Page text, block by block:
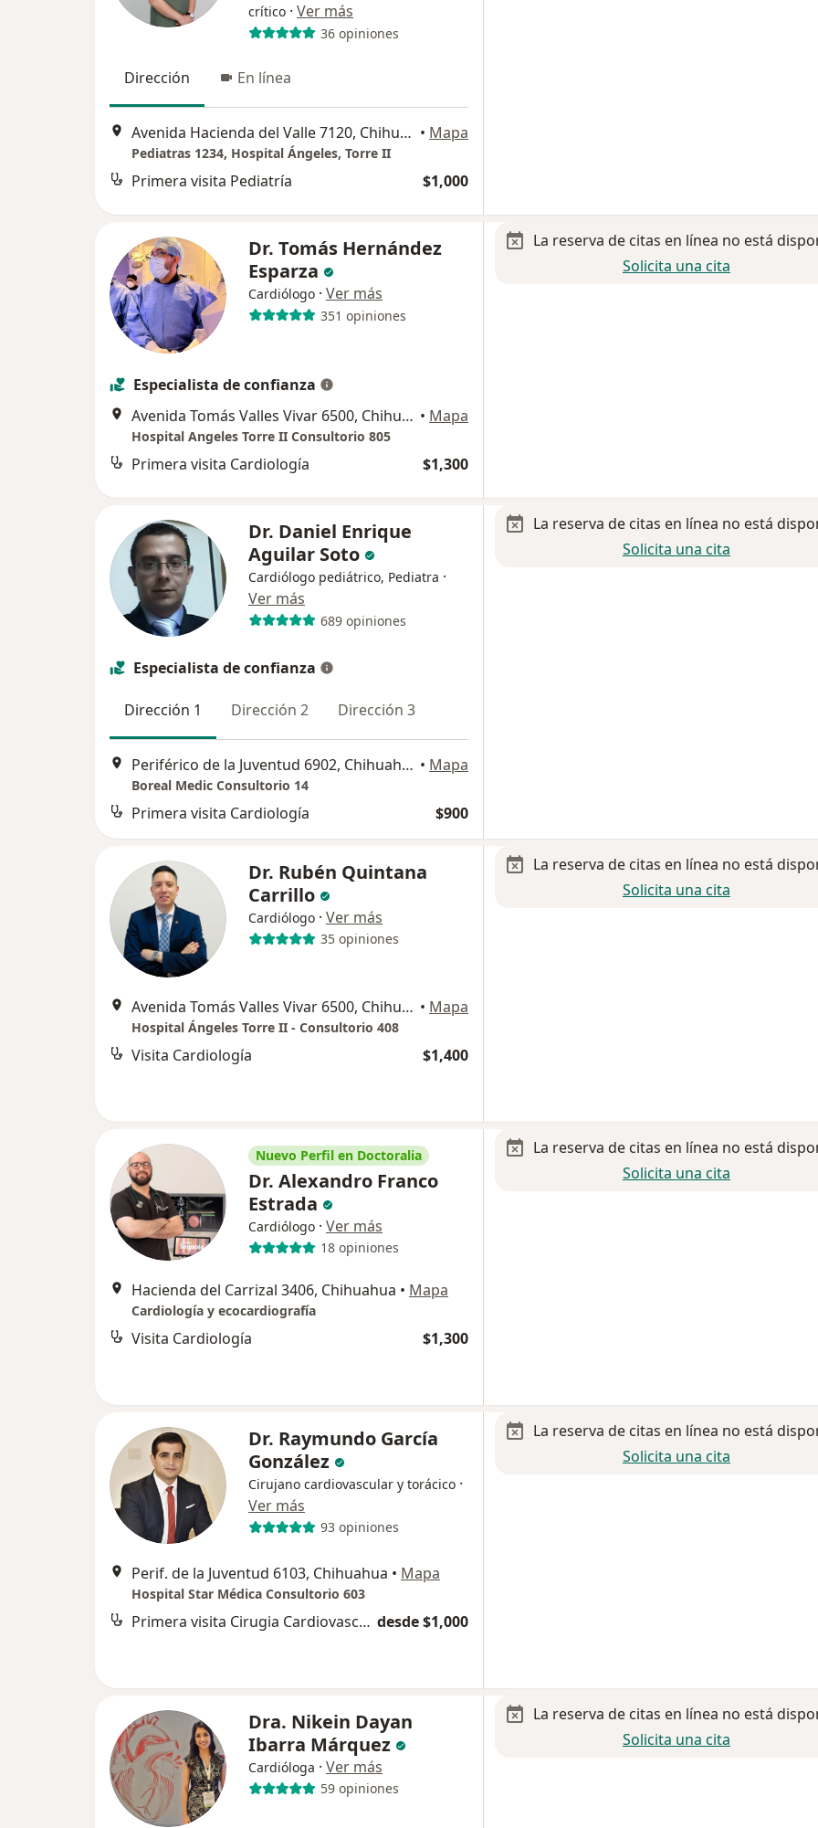
crítico · Ver más
36 opiniones
Dirección En línea
Avenida Hacienda del Valle 7120, Chihuahua • Mapa
Pediatras 1234, Hospital Ángeles, Torre II
Primera visita Pediatría $1,000
Dr. Tomás Hernández
Esparza
Cardiólogo · Ver más
351 opiniones
Especialista de confianza
Avenida Tomás Valles Vivar 6500, Chihuahua • Mapa
Hospital Angeles Torre II Consultorio 805
Primera visita Cardiología $1,300
La reserva de citas en línea no está
Solicita una cita
Dr. Daniel Enrique
Aguilar Soto
Cardiólogo pediátrico, Pediatra ·
Ver más
689 opiniones
Especialista de confianza
Dirección 1 Dirección 2 Dirección 3
Periférico de la Juventud 6902, Chihuahua • Mapa
Boreal Medic Consultorio 14
Primera visita Cardiología $900
La reserva de citas en línea no está
Solicita una cita
Dr. Rubén Quintana
Carrillo
Cardiólogo · Ver más
35 opiniones
Avenida Tomás Valles Vivar 6500, Chihuahua • Mapa
Hospital Ángeles Torre II - Consultorio 408
Visita Cardiología $1,400
La reserva de citas en línea no está
Solicita una cita
Nuevo Perfil en Doctoralia
Dr. Alexandro Franco
Estrada
Cardiólogo · Ver más
18 opiniones
Hacienda del Carrizal 3406, Chihuahua • Mapa
Cardiología y ecocardiografía
Visita Cardiología $1,300
La reserva de citas en línea no está
Solicita una cita
Dr. Raymundo García
González
Cirujano cardiovascular y torácico ·
Ver más
93 opiniones
Perif. de la Juventud 6103, Chihuahua • Mapa
Hospital Star Médica Consultorio 603
Primera visita Cirugia Cardiovascular y del Torax desde $1,000
La reserva de citas en línea no está
Solicita una cita
Dra. Nikein Dayan
Ibarra Márquez
Cardióloga · Ver más
59 opiniones
La reserva de citas en línea no está
Solicita una cita